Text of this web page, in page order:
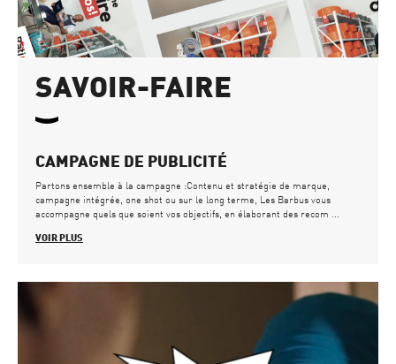
SAVOIR-FAIRE
CAMPAGNE DE PUBLICITÉ
Partons ensemble à la campagne :Contenu et stratégie de marque,
campagne intégrée, one shot ou sur le long terme, Les Barbus vous
accompagne quels que soient vos objectifs, en élaborant des recom ...
VOIR PLUS